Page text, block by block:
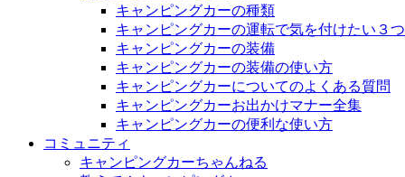
キャンピングカーの種類
キャンピングカーの運転で気を付けたい３
キャンピングカーの装備
キャンピングカーの装備の使い方
キャンピングカーについてのよくある質問
キャンピングカーお出かけマナー全集
キャンピングカーの便利な使い方
コミュニティ
キャンピングカーちゃんねる